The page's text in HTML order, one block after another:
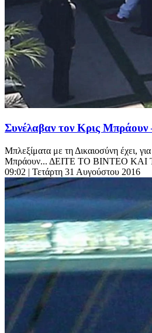
Συνέλαβαν τον Κρις
Μπλεξίματα με τη Δικαιοσύνη έχει,
Μπράουν... ΔΕΙΤΕ ΤΟ ΒΙΝΤΕΟ ΚΑΙ
09:02 | Τετάρτη 31 Αυγούστου 2016